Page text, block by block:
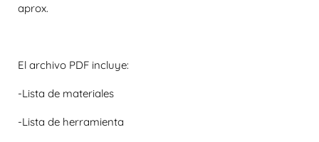
aprox.
El archivo PDF incluye:
-Lista de materiales
-Lista de herramienta